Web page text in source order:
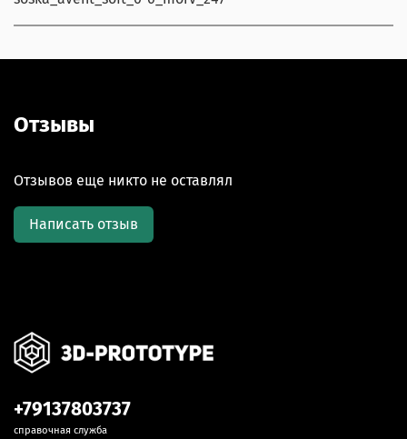
Отзывы
Отзывов еще никто не оставлял
Написать отзыв
+79137803737
справочная служба